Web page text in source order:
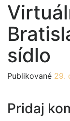
sídlo
Publikované 29.
Pridaj